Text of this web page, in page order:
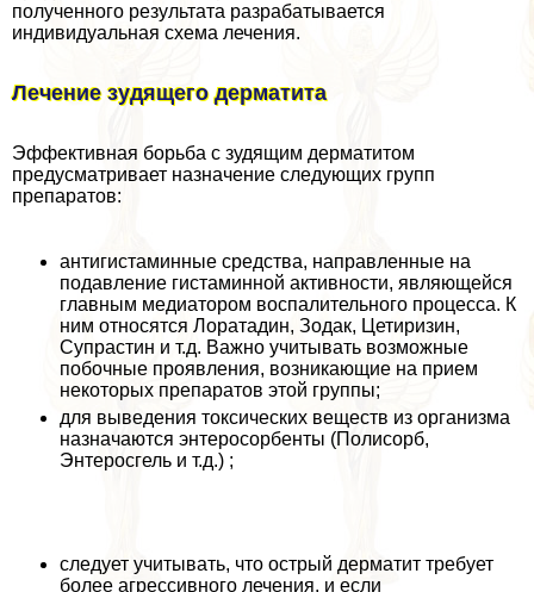
полученного результата разpaбатывается
индивидуальная схема лечения.
Лечение зудящего дерматита
Эффективная борьба с зудящим дерматитом
предусматривает назначение следующих групп
препаратов:
антигистаминные средства, направленные на
подавление гистаминной активности, являющейся
главным медиатором воспалительного процесса. К
ним относятся Лоратадин, Зодак, Цетиризин,
Супрастин и т.д. Важно учитывать возможные
побочные проявления, возникающие на прием
некоторых препаратов этой группы;
для выведения токсических веществ из организма
назначаются энтеросорбенты (Полисорб,
Энтеросгель и т.д.) ;
следует учитывать, что острый дерматит требует
более агрессивного лечения, и если